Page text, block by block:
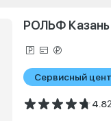
РОЛЬФ
Сервисный
4.8